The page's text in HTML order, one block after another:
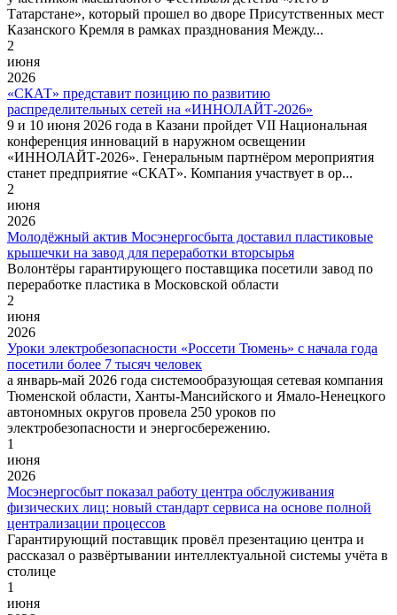
Татарстане», который прошел во дворе Присутственных мест
Казанского Кремля в рамках празднования Между...
2
июня
2026
«СКАТ» представит позицию по развитию
распределительных сетей на «ИННОЛАЙТ‑2026»
9 и 10 июня 2026 года в Казани пройдет VII Национальная
конференция инноваций в наружном освещении
«ИННОЛАЙТ‑2026». Генеральным партнёром мероприятия
станет предприятие «СКАТ». Компания участвует в ор...
2
июня
2026
Молодёжный актив Мосэнергосбыта доставил пластиковые
крышечки на завод для переработки вторсырья
Волонтёры гарантирующего поставщика посетили завод по
переработке пластика в Московской области
2
июня
2026
Уроки электробезопасности «Россети Тюмень» с начала года
посетили более 7 тысяч человек
а январь-май 2026 года системообразующая сетевая компания
Тюменской области, Ханты-Мансийского и Ямало-Ненецкого
автономных округов провела 250 уроков по
электробезопасности и энергосбережению.
1
июня
2026
Мосэнергосбыт показал работу центра обслуживания
физических лиц: новый стандарт сервиса на основе полной
централизации процессов
Гарантирующий поставщик провёл презентацию центра и
рассказал о развёртывании интеллектуальной системы учёта в
столице
1
июня